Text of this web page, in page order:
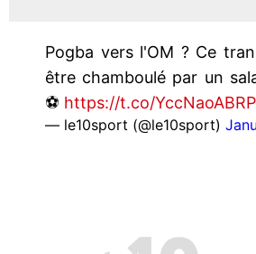
Pogba vers l'OM ? Ce
être chamboulé par un
⚽️ https://t.co/YccNaoABRP
— le10sport (@le10sport)